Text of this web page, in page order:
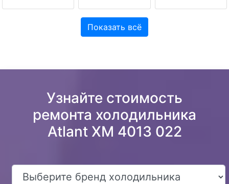
Показать всё
Узнайте стоимость
ремонта холодильника
Atlant XM 4013 022